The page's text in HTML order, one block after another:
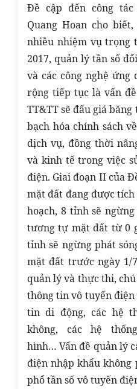
Đề cập đến công
Quang Hoan cho
nhiều nhiệm vụ trọng
2017, quản lý tần số
và các công nghệ ứng
rộng tiếp tục là vấn
TT&TT sẽ đấu giá
bạch hóa chính sách
dịch vụ, đồng thời
và kinh tế trong việc
điện. Giai đoạn II của
mặt đất đang được
hoạch, 8 tỉnh sẽ
tương tự mặt đất từ 0
tỉnh sẽ ngừng phát
mặt đất trước ngày 1/
quản lý và thực thi,
thông tin vô tuyến điện
tin di động, các hệ
không, các hệ
hình… Vấn đề quản lý
điện nhập khẩu
phổ tần số vô tuyến